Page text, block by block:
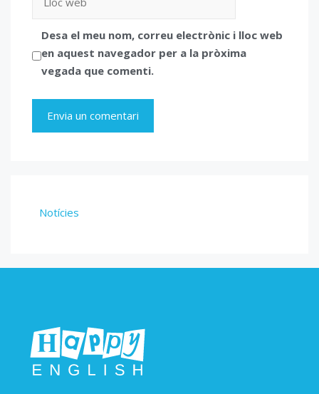
web
Desa el meu nom, correu electrònic i lloc web
en aquest navegador per a la pròxima
vegada que comenti.
Notícies